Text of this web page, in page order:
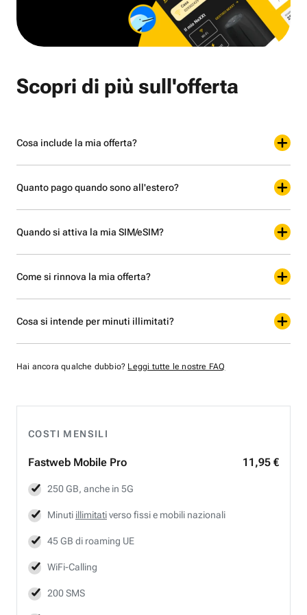
COSTI MENSILI
Fastweb Mobile Pro 11,95 €
250 GB, anche in 5G
Minuti illimitativerso fissi e mobili nazionali
45 GB di roaming UE
WiFi-Calling
200 SMS
Scopri di più sull'offerta
Cosa include la mia offerta?
Quanto pago quando sono all'estero?
Quando si attiva la mia SIM/eSIM?
Come si rinnova la mia offerta?
Cosa si intende per minuti illimitati?
Hai ancora qualche dubbio? Leggi tutte le nostre FAQ